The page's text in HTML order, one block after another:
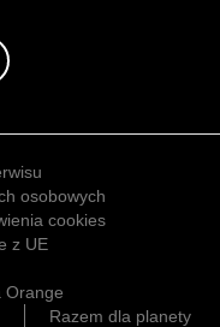
osobowych
cookies
z UE
Orange
Razem dla planety